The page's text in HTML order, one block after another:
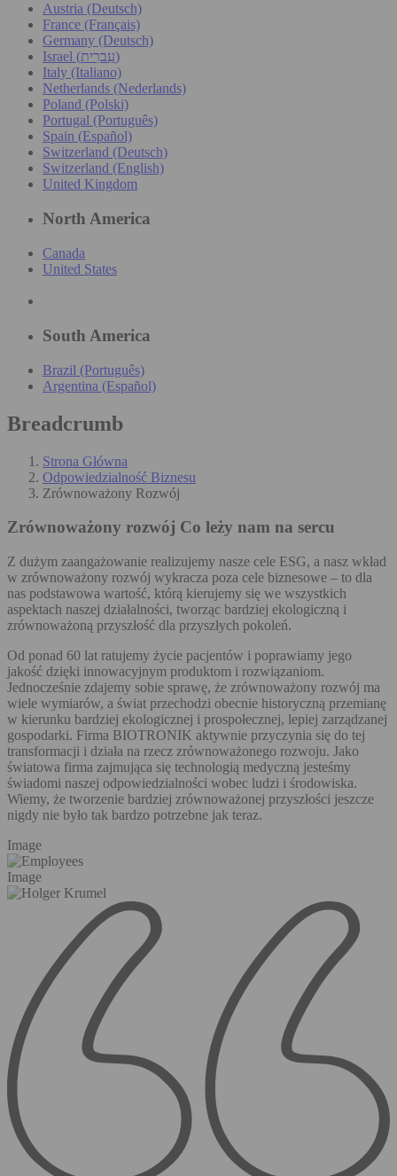
Austria (Deutsch)
France (Français)
Germany (Deutsch)
Israel (עִברִית)
Italy (Italiano)
Netherlands (Nederlands)
Poland (Polski)
Portugal (Português)
Spain (Español)
Switzerland (Deutsch)
Switzerland (English)
United Kingdom
North America
Canada
United States
South America
Brazil (Português)
Argentina (Español)
Breadcrumb
Strona Główna
Odpowiedzialność Biznesu
Zrównoważony Rozwój
Zrównoważony rozwój Co leży nam na sercu
Z dużym zaangażowanie realizujemy nasze cele ESG, a nasz wkład
w zrównoważony rozwój wykracza poza cele biznesowe – to dla
nas podstawowa wartość, którą kierujemy się we wszystkich
aspektach naszej działalności, tworząc bardziej ekologiczną i
zrównoważoną przyszłość dla przyszłych pokoleń.
Od ponad 60 lat ratujemy życie pacjentów i poprawiamy jego
jakość dzięki innowacyjnym produktom i rozwiązaniom.
Jednocześnie zdajemy sobie sprawę, że zrównoważony rozwój ma
wiele wymiarów, a świat przechodzi obecnie historyczną przemianę
w kierunku bardziej ekologicznej i prospołecznej, lepiej zarządzanej
gospodarki. Firma BIOTRONIK aktywnie przyczynia się do tej
transformacji i działa na rzecz zrównoważonego rozwoju. Jako
światowa firma zajmująca się technologią medyczną jesteśmy
świadomi naszej odpowiedzialności wobec ludzi i środowiska.
Wiemy, że tworzenie bardziej zrównoważonej przyszłości jeszcze
nigdy nie było tak bardzo potrzebne jak teraz.
Image
Image